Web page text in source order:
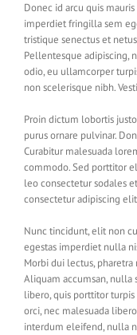
Donec id arcu quis
imperdiet fringilla sem
tristique senectus et
Pellentesque adipiscing,
odio, eu ullamcorper
non scelerisque nibh.
Proin dictum lobortis
purus ornare pulvinar.
Curabitur malesuada
commodo. Sed porttitor
leo consectetur sodales
consectetur adipiscing
Nunc tincidunt, elit non
egestas imperdiet nulla
Morbi dui lectus,
Aliquam accumsan, nulla
libero, quis porttitor
orci, nec malesuada
interdum eleifend, nulla